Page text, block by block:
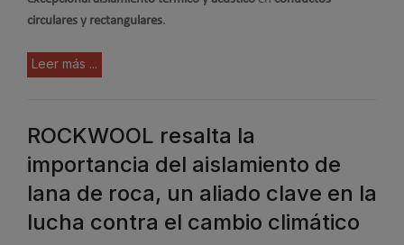
circulares y rectangulares.
Leer más ...
ROCKWOOL resalta la
importancia del aislamiento de
lana de roca, un aliado clave en la
lucha contra el cambio climático